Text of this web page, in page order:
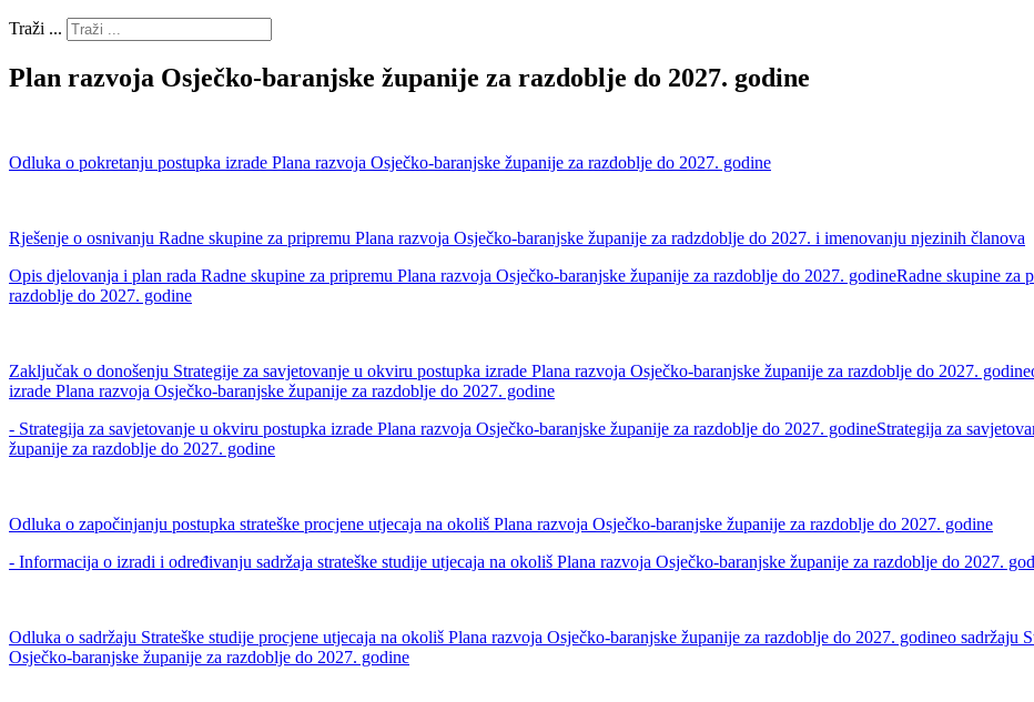
Traži ...
Plan razvoja Osječko-baranjske županije za razdoblje do 2027. godine
Odluka o pokretanju postupka izrade Plana razvoja Osječko-baranjske županije za razdoblje do 2027. godine
Rješenje o osnivanju Radne skupine za pripremu Plana razvoja Osječko-baranjske županije za radzdoblje do 2027. i imenovanju njezinih članova
Opis djelovanja i plan rada Radne skupine za pripremu Plana razvoja Osječko-baranjske županije za razdoblje do 2027. godineRadne skupine za
razdoblje do 2027. godine
Zaključak o donošenju Strategije za savjetovanje u okviru postupka izrade Plana razvoja Osječko-baranjske županije za razdoblje do 2027.
izrade Plana razvoja Osječko-baranjske županije za razdoblje do 2027. godine
- Strategija za savjetovanje u okviru postupka izrade Plana razvoja Osječko-baranjske županije za razdoblje do 2027. godineStrategija za
županije za razdoblje do 2027. godine
Odluka o započinjanju postupka strateške procjene utjecaja na okoliš Plana razvoja Osječko-baranjske županije za razdoblje do 2027. godine
- Informacija o izradi i određivanju sadržaja strateške studije utjecaja na okoliš Plana razvoja Osječko-baranjske županije za razdoblje do 2027.
Odluka o sadržaju Strateške studije procjene utjecaja na okoliš Plana razvoja Osječko-baranjske županije za razdoblje do 2027. godineo sadržaju
Osječko-baranjske županije za razdoblje do 2027. godine